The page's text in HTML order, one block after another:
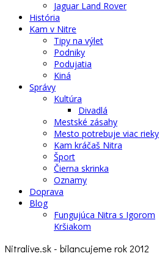
Jaguar Land Rover
História
Kam v Nitre
Tipy na výlet
Podniky
Podujatia
Kiná
Správy
Kultúra
Divadlá
Mestské zásahy
Mesto potrebuje viac rieky
Kam kráčaš Nitra
Šport
Čierna skrinka
Oznamy
Doprava
Blog
Fungujúca Nitra s Igorom
Kršiakom
Nitralive.sk - bilancujeme rok 2012